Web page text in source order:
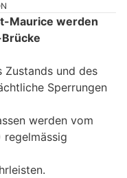
Maurice werden
Zustands und des
Sperrungen
werden vom
regelmässig